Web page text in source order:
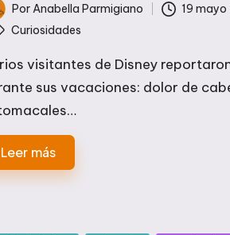
PorAnabella Parmigiano 19
Curiosidades
visitantes de Disney
sus vacaciones: dolor de
Leer más